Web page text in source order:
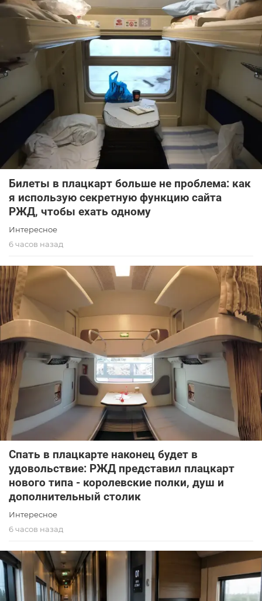
Билеты в плацкарт больше не проблема: как
я использую секретную функцию сайта
РЖД, чтобы ехать одному
Интересное
6 часов назад
Спать в плацкарте наконец будет в
удовольствие: РЖД представил плацкарт
нового типа - королевские полки, душ и
дополнительный столик
Интересное
6 часов назад